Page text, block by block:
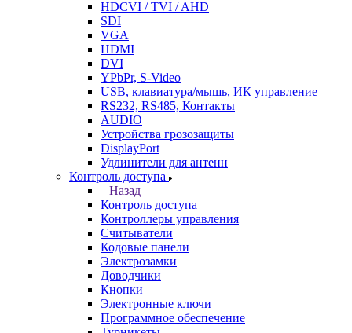
HDCVI / TVI / AHD
SDI
VGA
HDMI
DVI
YPbPr, S-Video
USB, клавиатура/мышь, ИК управление
RS232, RS485, Контакты
AUDIO
Устройства грозозащиты
DisplayPort
Удлинители для антенн
Контроль доступа
Назад
Контроль доступа
Контроллеры управления
Считыватели
Кодовые панели
Электрозамки
Доводчики
Кнопки
Электронные ключи
Программное обеспечение